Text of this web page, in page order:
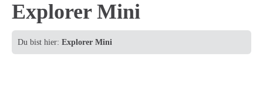
Explorer Mini
Du bist hier: Explorer Mini